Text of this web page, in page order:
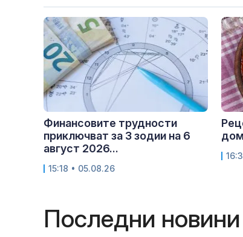
Финансовите трудности
приключват за 3 зодии на 6
август 2026...
15:18 • 05.08.26
Последни новини